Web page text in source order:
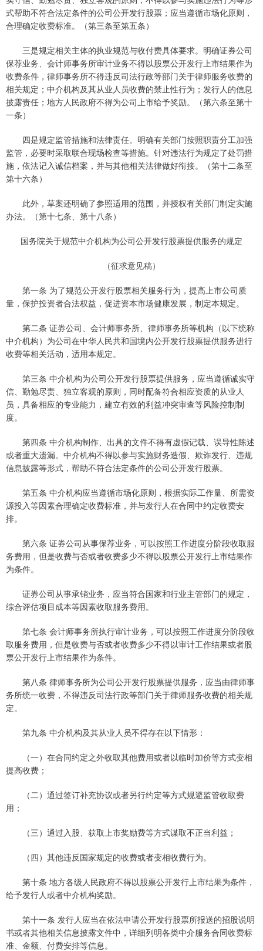
式帮助不符合法定条件的公司公开发行股票；应当遵循市场化原则，
合理确定收费标准。（第三条至第五条）
三是规定相关主体的执业规范与收付费具体要求。明确证券公司
保荐业务、会计师事务所审计业务不得以股票公开发行上市结果作为
收费条件，律师事务所不得违反司法行政等部门关于律师服务收费的
相关规定；中介机构及其从业人员收费的禁止性行为；发行人的信息
披露责任；地方人民政府不得为公司上市给予奖励。（第六条至第十
一条）
四是规定监管措施和法律责任。明确有关部门按照职责分工加强
监管，必要时采取联合现场检查等措施。针对违法行为规定了处罚措
施，依法记入诚信档案，并与其他相关法律做好衔接。（第十二条至
第十六条）
此外，草案还明确了参照适用的范围，并授权有关部门制定实施
办法。（第十七条、第十八条）
国务院关于规范中介机构为公司公开发行股票提供服务的规定
（征求意见稿）
第一条 为了规范公开发行股票相关服务行为，提高上市公司质
量，保护投资者合法权益，促进资本市场健康发展，制定本规定。
第二条 证券公司、会计师事务所、律师事务所等机构（以下统称
中介机构）为公司在中华人民共和国境内公开发行股票提供服务进行
收费等相关活动，适用本规定。
第三条 中介机构为公司公开发行股票提供服务，应当遵循诚实守
信、勤勉尽责、独立客观的原则，同时配备符合相应资质的从业人
员，具备相应的专业能力，建立有效的利益冲突审查等风险控制制
度。
第四条 中介机构制作、出具的文件不得有虚假记载、误导性陈述
或者重大遗漏。中介机构不得以参与实施财务造假、欺诈发行、违规
信息披露等形式，帮助不符合法定条件的公司公开发行股票。
第五条 中介机构应当遵循市场化原则，根据实际工作量、所需资
源投入等因素合理确定收费标准，并与发行人在合同中约定收费安
排。
第六条 证券公司从事保荐业务，可以按照工作进度分阶段收取服
务费用，但是收费与否或者收费多少不得以股票公开发行上市结果作
为条件。
证券公司从事承销业务，应当符合国家和行业主管部门的规定，
综合评估项目成本等因素收取服务费用。
第七条 会计师事务所执行审计业务，可以按照工作进度分阶段收
取服务费用，但是收费与否或者收费多少不得以审计工作结果或者股
票公开发行上市结果作为条件。
第八条 律师事务所为公司公开发行股票提供服务，应当由律师事
务所统一收费，不得违反司法行政等部门关于律师服务收费的相关规
定。
第九条 中介机构及其从业人员不得存在以下情形：
（一）在合同约定之外收取其他费用或者以临时加价等方式变相
提高收费；
（二）通过签订补充协议或者另行约定等方式规避监管收取费
用；
（三）通过入股、获取上市奖励费等方式谋取不正当利益；
（四）其他违反国家规定的收费或者变相收费行为。
第十条 地方各级人民政府不得以股票公开发行上市结果为条件，
给予发行人或者中介机构奖励。
第十一条 发行人应当在依法申请公开发行股票所报送的招股说明
书或者其他相关信息披露文件中，详细列明各类中介服务合同收费标
准、金额、付费安排等信息。